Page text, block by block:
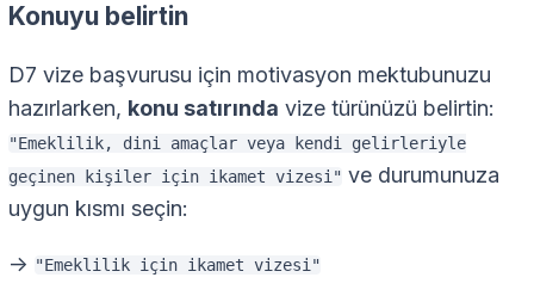
Konuyu belirtin
D7 vize başvurusu için motivasyon mektubunuzu
hazırlarken, konu satırında vize türünüzü belirtin:
"Emeklilik, dini amaçlar veya kendi gelirleriyle
geçinen kişiler için ikamet vizesi" ve durumunuza
uygun kısmı seçin:
-> "Emeklilik için ikamet vizesi"